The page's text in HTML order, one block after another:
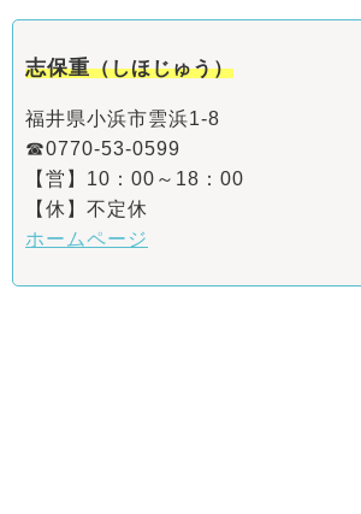
志保重（しほじゅう）
福井県小浜市雲浜1-8
☎0770-53-0599
【営】10：00～18：00
【休】不定休
ホームページ